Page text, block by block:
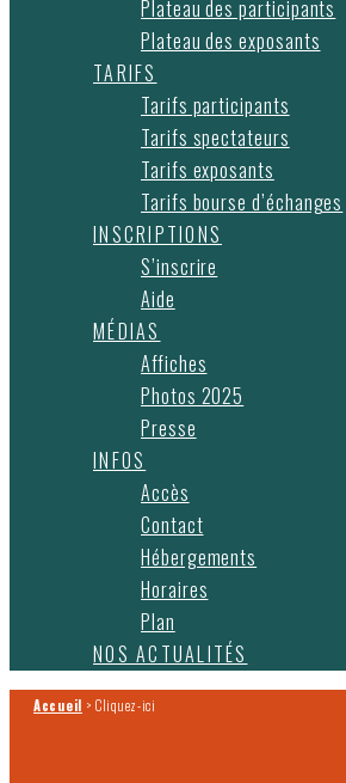
Plateau des participants
Plateau des exposants
TARIFS
Tarifs participants
Tarifs spectateurs
Tarifs exposants
Tarifs bourse d’échanges
INSCRIPTIONS
S’inscrire
Aide
MÉDIAS
Affiches
Photos 2025
Presse
INFOS
Accès
Contact
Hébergements
Horaires
Plan
NOS ACTUALITÉS
Accueil >Cliquez-ici